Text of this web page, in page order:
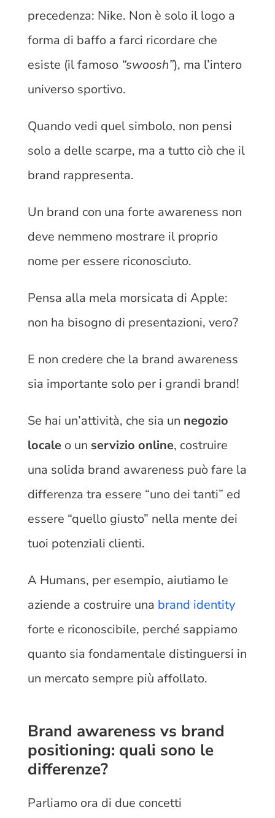
precedenza: Nike. Non è solo il logo a
forma di baffo a farci ricordare che
esiste (il famoso “swoosh”), ma l’intero
universo sportivo.
Quando vedi quel simbolo, non pensi
solo a delle scarpe, ma a tutto ciò che il
brand rappresenta.
Un brand con una forte awareness non
deve nemmeno mostrare il proprio
nome per essere riconosciuto.
Pensa alla mela morsicata di Apple:
non ha bisogno di presentazioni, vero?
E non credere che la brand awareness
sia importante solo per i grandi brand!
Se hai un’attività, che sia un negozio
locale o un servizio online, costruire
una solida brand awareness può fare la
differenza tra essere “uno dei tanti” ed
essere “quello giusto” nella mente dei
tuoi potenziali clienti.
A Humans, per esempio, aiutiamo le
aziende a costruire una brand identity
forte e riconoscibile, perché sappiamo
quanto sia fondamentale distinguersi in
un mercato sempre più affollato.
Brand awareness vs brand
positioning: quali sono le
differenze?
Parliamo ora di due concetti